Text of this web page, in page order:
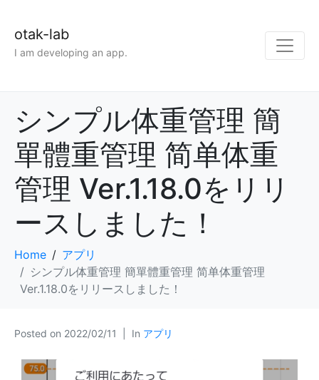
otak-lab
I am developing an app.
シンプル体重管理 簡
單體重管理 简单体重
管理 Ver.1.18.0をリリ
ースしました！
Home
アプリ
シンプル体重管理 簡單體重管理 简单体重管理
Ver.1.18.0をリリースしました！
Posted on 2022/02/11 In アプリ